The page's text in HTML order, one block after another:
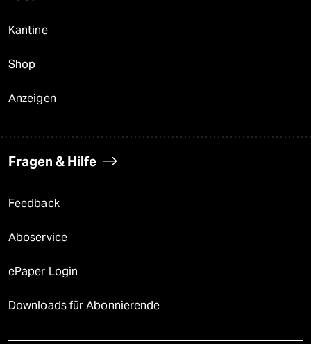
Kantine
Shop
Anzeigen
Fragen & Hilfe
Feedback
Aboservice
ePaper Login
Downloads für Abonnierende